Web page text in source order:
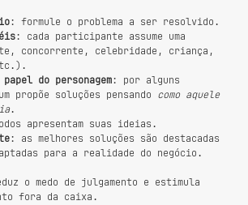
: formule o problema a ser resolvido.
: cada participante assume uma
concorrente, celebridade, criança,
do personagem: por alguns
propõe soluções pensando como aquele
.
apresentam suas ideias.
: as melhores soluções são destacadas
para a realidade do negócio.
o medo de julgamento e estimula
fora da caixa.